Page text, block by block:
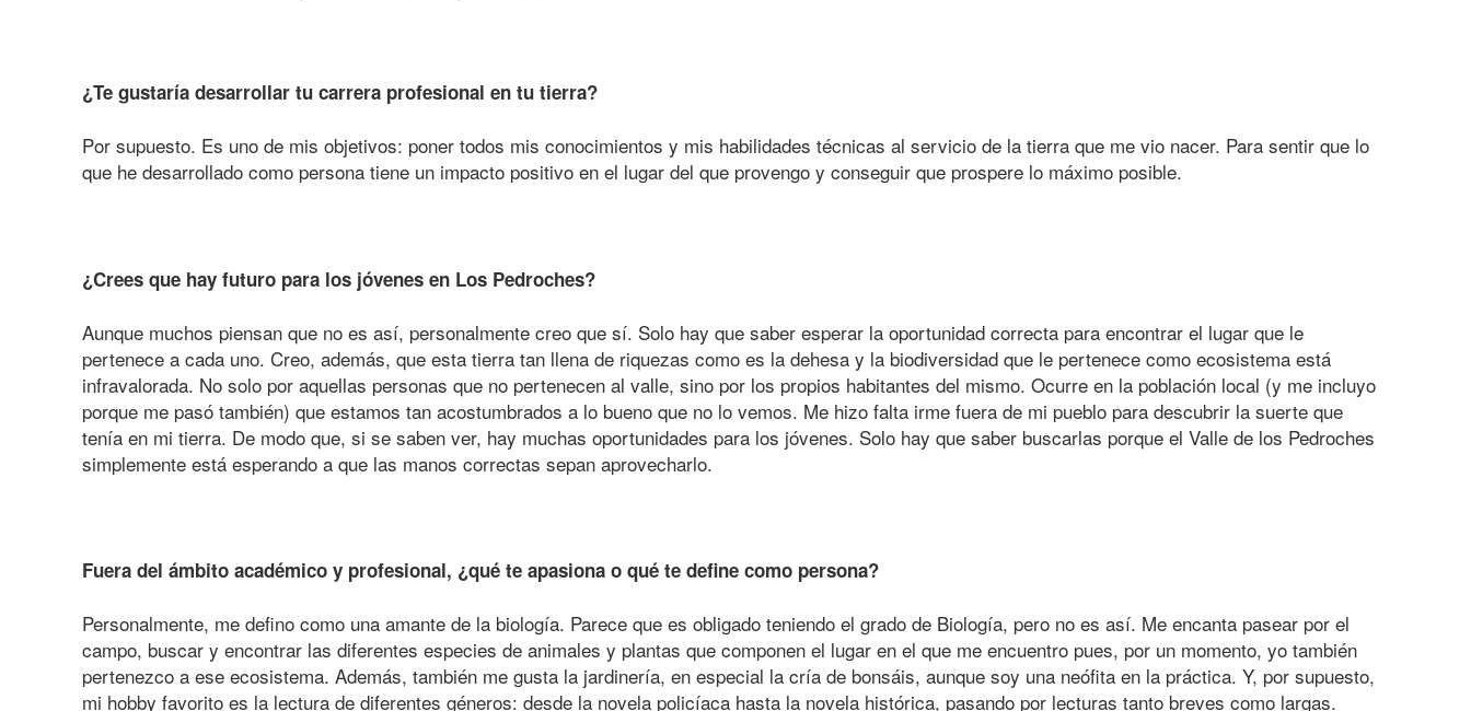
¿Te gustaría desarrollar tu carrera profesional en tu tierra?
Por supuesto. Es uno de mis objetivos: poner todos mis conocimientos y mis habilidades técnicas al servicio de la tierra que me vio nacer. Para sentir que lo
que he desarrollado como persona tiene un impacto positivo en el lugar del que provengo y conseguir que prospere lo máximo posible.
¿Crees que hay futuro para los jóvenes en Los Pedroches?
Aunque muchos piensan que no es así, personalmente creo que sí. Solo hay que saber esperar la oportunidad correcta para encontrar el lugar que le
pertenece a cada uno. Creo, además, que esta tierra tan llena de riquezas como es la dehesa y la biodiversidad que le pertenece como ecosistema está
infravalorada. No solo por aquellas personas que no pertenecen al valle, sino por los propios habitantes del mismo. Ocurre en la población local (y me incluyo
porque me pasó también) que estamos tan acostumbrados a lo bueno que no lo vemos. Me hizo falta irme fuera de mi pueblo para descubrir la suerte que
tenía en mi tierra. De modo que, si se saben ver, hay muchas oportunidades para los jóvenes. Solo hay que saber buscarlas porque el Valle de los Pedroches
simplemente está esperando a que las manos correctas sepan aprovecharlo.
Fuera del ámbito académico y profesional, ¿qué te apasiona o qué te define como persona?
Personalmente, me defino como una amante de la biología. Parece que es obligado teniendo el grado de Biología, pero no es así. Me encanta pasear por el
campo, buscar y encontrar las diferentes especies de animales y plantas que componen el lugar en el que me encuentro pues, por un momento, yo también
pertenezco a ese ecosistema. Además, también me gusta la jardinería, en especial la cría de bonsáis, aunque soy una neófita en la práctica. Y, por supuesto,
mi hobby favorito es la lectura de diferentes géneros: desde la novela policíaca hasta la novela histórica, pasando por lecturas tanto breves como largas.